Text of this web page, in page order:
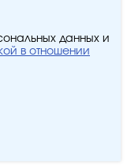
данных и
в отношении